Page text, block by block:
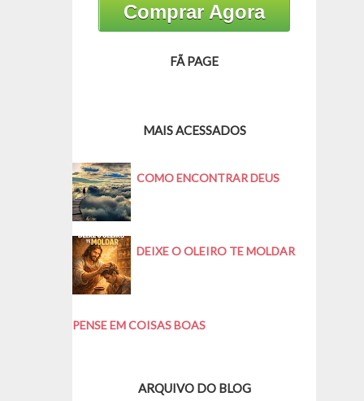
Comprar Agora
FÃ PAGE
MAIS ACESSADOS
COMO ENCONTRAR DEUS
DEIXE O OLEIRO TE MOLDAR
PENSE EM COISAS BOAS
ARQUIVO DO BLOG